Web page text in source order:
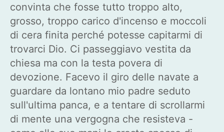
convinta che fosse tutto troppo alto,
grosso, troppo carico d'incenso e moccoli
di cera finita perché potesse capitarmi di
trovarci Dio. Ci passeggiavo vestita da
chiesa ma con la testa povera di
devozione. Facevo il giro delle navate a
guardare da lontano mio padre seduto
sull'ultima panca, e a tentare di scrollarmi
di mente una vergogna che resisteva -